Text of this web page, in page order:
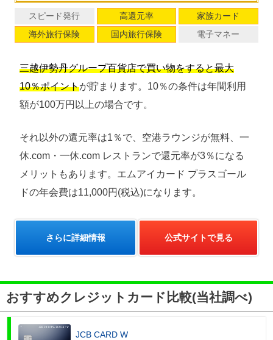
スピード発行 高還元率
家族カード
海外旅行保険
国内旅行保険 電子マネー
三越伊勢丹グループ百貨店で買い物をすると最大
10％ポイントが貯まります。10％の条件は年間利用
額が100万円以上の場合です。
それ以外の還元率は1％で、空港ラウンジが無料、一
休.com・一休.com レストランで還元率が3％になる
メリットもあります。エムアイカード プラスゴール
ドの年会費は11,000円(税込)になります。
さらに詳細情報 公式サイトで見る
おすすめクレジットカード比較(当社調べ)
JCB CARD W